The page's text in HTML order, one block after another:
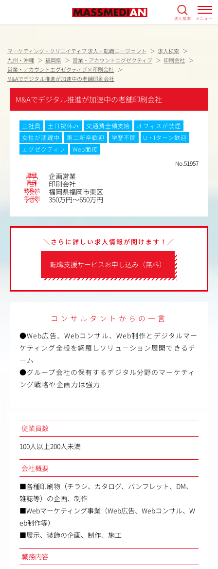
求人検索 メニュー
マーケティング・クリエイティブ 求人・転職エージェント
求人検索
九州・沖縄
福岡県 営業・アカウントエグゼクティブ
印刷会社
営業・アカウントエグゼクティブ×印刷会社
M&Aでデジタル推進が加速中の老舗印刷会社
M&Aでデジタル推進が加速中の老舗印刷会社
正社員 土日祝休み 交通費全額支給
オフィスが禁煙
女性が活躍中
第二新卒歓迎 学歴不問
U・Iターン歓迎
エグゼクティブ
Web面接
No.51957
職種 企画営業
業種 印刷会社
勤務地 福岡県福岡市東区
年収例 350万円～650万円
転職支援サービスお申し込み（無料）
＼さらに詳しい求人情報が聞けます！／
コンサルタントからの一言
●Web広告、Webコンサル、Web制作とデジタルマー
ケティング全般を網羅しソリューション展開できるチ
ーム
●グループ会社の保有するデジタル分野のマーケティ
ング戦略や企画力は強力
従業員数
100人以上200人未満
会社概要
■各種印刷物（チラシ、カタログ、パンフレット、DM、
雑誌等）の企画、制作
■Webマーケティング事業（Web広告、Webコンサル、W
eb制作等）
■展示、装飾の企画、制作、施工
職務内容